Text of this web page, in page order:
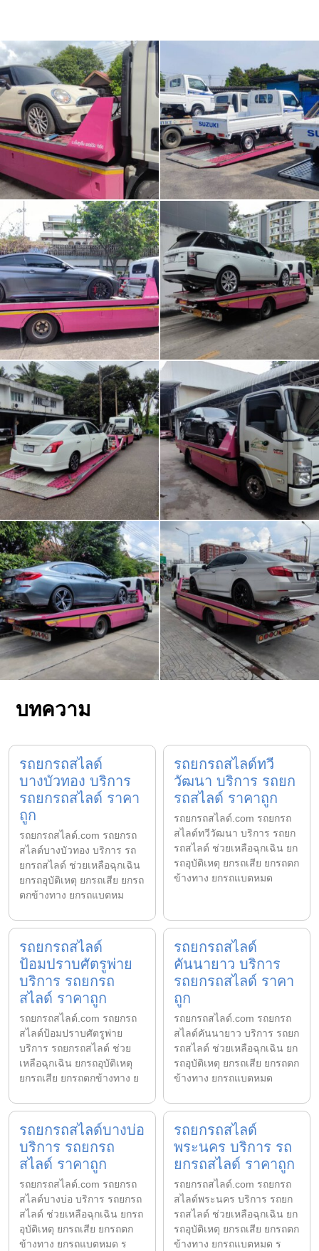
บทความ
รถยกรถสไลด์
บางบัวทอง บริการ
รถยกรถสไลด์ ราคา
ถูก
รถยกรถสไลด์.com รถยกรถ
สไลด์บางบัวทอง บริการ รถ
ยกรถสไลด์ ช่วยเหลือฉุกเฉิน
ยกรถอุบัติเหตุ ยกรถเสีย ยกรถ
ตกข้างทาง ยกรถแบตหม
รถยกรถสไลด์ทวี
วัฒนา บริการ รถยก
รถสไลด์ ราคาถูก
รถยกรถสไลด์.com รถยกรถ
สไลด์ทวีวัฒนา บริการ รถยก
รถสไลด์ ช่วยเหลือฉุกเฉิน ยก
รถอุบัติเหตุ ยกรถเสีย ยกรถตก
ข้างทาง ยกรถแบตหมด
รถยกรถสไลด์
ป้อมปราบศัตรูพ่าย
บริการ รถยกรถ
สไลด์ ราคาถูก
รถยกรถสไลด์.com รถยกรถ
สไลด์ป้อมปราบศัตรูพ่าย
บริการ รถยกรถสไลด์ ช่วย
เหลือฉุกเฉิน ยกรถอุบัติเหตุ
ยกรถเสีย ยกรถตกข้างทาง ย
รถยกรถสไลด์
คันนายาว บริการ
รถยกรถสไลด์ ราคา
ถูก
รถยกรถสไลด์.com รถยกรถ
สไลด์คันนายาว บริการ รถยก
รถสไลด์ ช่วยเหลือฉุกเฉิน ยก
รถอุบัติเหตุ ยกรถเสีย ยกรถตก
ข้างทาง ยกรถแบตหมด
รถยกรถสไลด์บางบ่อ
บริการ รถยกรถ
สไลด์ ราคาถูก
รถยกรถสไลด์.com รถยกรถ
สไลด์บางบ่อ บริการ รถยกรถ
สไลด์ ช่วยเหลือฉุกเฉิน ยกรถ
อุบัติเหตุ ยกรถเสีย ยกรถตก
ข้างทาง ยกรถแบตหมด ร
รถยกรถสไลด์
พระนคร บริการ รถ
ยกรถสไลด์ ราคาถูก
รถยกรถสไลด์.com รถยกรถ
สไลด์พระนคร บริการ รถยก
รถสไลด์ ช่วยเหลือฉุกเฉิน ยก
รถอุบัติเหตุ ยกรถเสีย ยกรถตก
ข้างทาง ยกรถแบตหมด ร